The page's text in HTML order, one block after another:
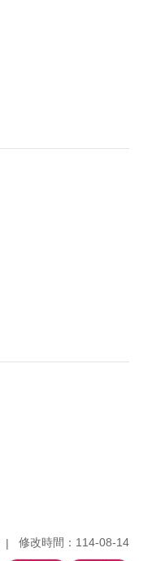
修改時間：114-08-14